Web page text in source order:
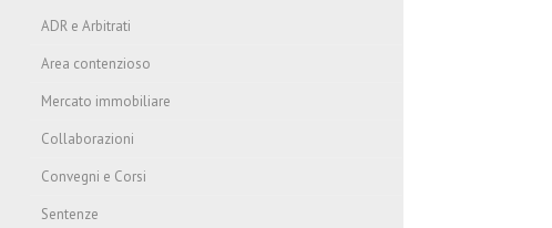
ADR e Arbitrati
Area contenzioso
Mercato immobiliare
Collaborazioni
Convegni e Corsi
Sentenze